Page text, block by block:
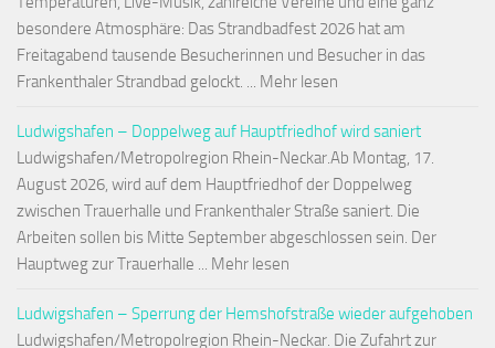
besondere Atmosphäre: Das Strandbadfest 2026 hat am
Freitagabend tausende Besucherinnen und Besucher in das
Frankenthaler Strandbad gelockt. ... Mehr lesen
Ludwigshafen – Doppelweg auf Hauptfriedhof wird saniert
Ludwigshafen/Metropolregion Rhein-Neckar.Ab Montag, 17.
August 2026, wird auf dem Hauptfriedhof der Doppelweg
zwischen Trauerhalle und Frankenthaler Straße saniert. Die
Arbeiten sollen bis Mitte September abgeschlossen sein. Der
Hauptweg zur Trauerhalle ... Mehr lesen
Ludwigshafen – Sperrung der Hemshofstraße wieder aufgehoben
Ludwigshafen/Metropolregion Rhein-Neckar. Die Zufahrt zur